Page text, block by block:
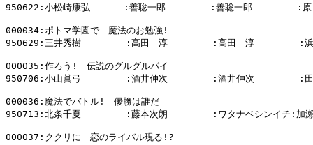
950622:小松崎康弘      :善聡一郎        :善聡一郎        :原
000034:ポトマ学園で　魔法のお勉強!
950629:三井秀樹        :高田　淳        :高田　淳        :浜
000035:作ろう!　伝説のグルグルパイ
950706:小山眞弓        :酒井伸次        :酒井伸次        :田
000036:魔法でバトル!　優勝は誰だ
950713:北条千夏        :藤本次朗        :ワタナベシンイチ:加瀬
000037:ククリに　恋のライバル現る!?